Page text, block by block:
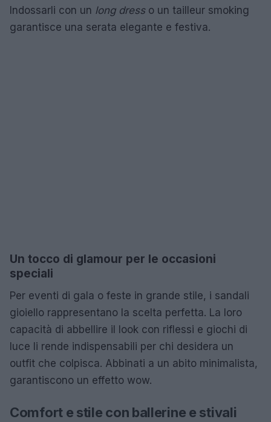
Indossarli con un long dresso un tailleur smoking
garantisce una serata elegante e festiva.
Un tocco di glamour per le occasioni
speciali
Per eventi di gala o feste in grande stile, i sandali
gioiello rappresentano la scelta perfetta. La loro
capacità di abbellire il look con riflessi e giochi di
luce li rende indispensabili per chi desidera un
outfit che colpisca. Abbinati a un abito minimalista,
garantiscono un effetto wow.
Comfort e stile con ballerine e stivali